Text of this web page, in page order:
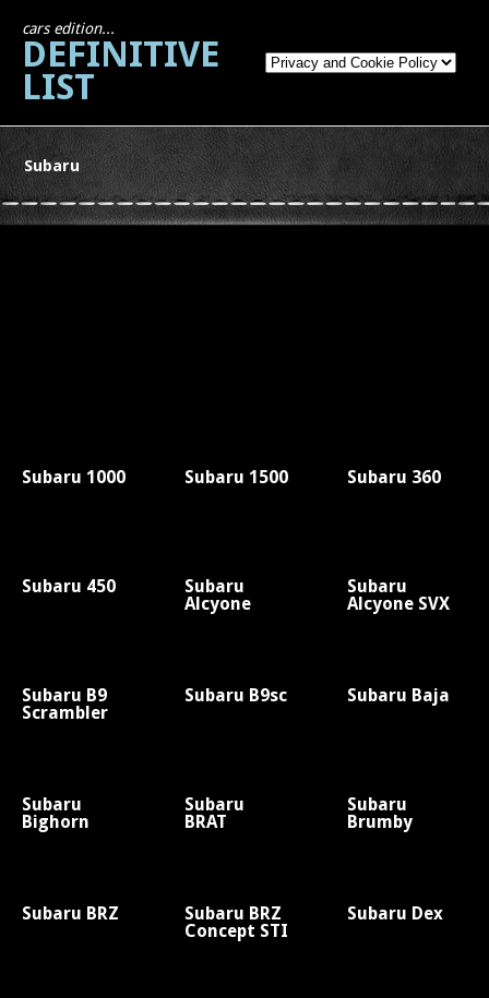
cars edition...
DEFINITIVE
LIST
Subaru
Subaru 1000 Subaru 1500 Subaru 360
Subaru 450
Subaru
Alcyone
Subaru
Alcyone SVX
Subaru B9
Scrambler
Subaru B9sc Subaru Baja
Subaru
Bighorn
Subaru
BRAT
Subaru
Brumby
Subaru BRZ
Subaru BRZ
Concept STI
Subaru Dex